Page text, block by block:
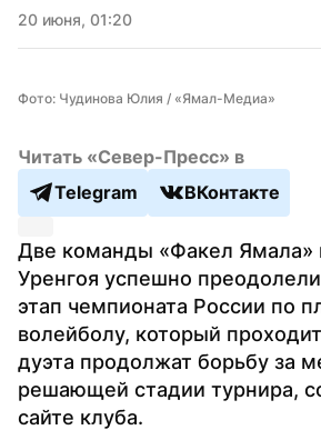
20 июня, 01:20
Фото: Чудинова Юлия / «Ямал-Медиа»
Читать «Север-Пресс» в
Telegram
ВКонтакте
Две команды «Факел Ямала»
Уренгоя успешно
этап чемпионата России по
волейболу, который
дуэта продолжат борьбу за
решающей стадии турнира,
сайте клуба.